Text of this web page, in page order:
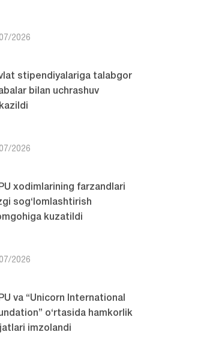
2026
stipendiyalariga talabgor
bilan uchrashuv
2026
xodimlarining farzandlari
sog‘lomlashtirish
kuzatildi
2026
va “Unicorn International
o‘rtasida hamkorlik
imzolandi